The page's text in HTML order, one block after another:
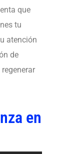
que
tu
atención
de
en